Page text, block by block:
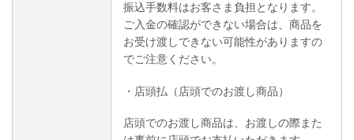
振込手数料はお客さま負担となります。
ご入金の確認ができない場合は、商品を
お受け渡しできない可能性がありますの
でご注意ください。
・店頭払（店頭でのお渡し商品）
店頭でのお渡し商品は、お渡しの際また